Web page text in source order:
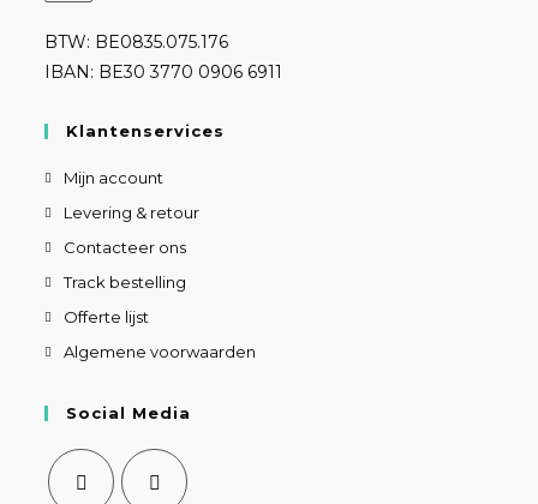
BTW: BE0835.075.176
IBAN: BE30 3770 0906 6911
Klantenservices
Mijn account
Levering & retour
Contacteer ons
Track bestelling
Offerte lijst
Algemene voorwaarden
Social Media